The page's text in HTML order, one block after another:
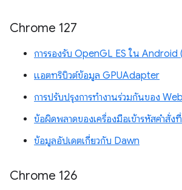
Chrome 127
การรองรับ OpenGL ES ใน Android
แอตทริบิวต์ข้อมูล GPUAdapter
การปรับปรุงการทำงานร่วมกันของ
ข้อผิดพลาดของเครื่องมือเข้ารหัสคำสั่ง
ข้อมูลอัปเดตเกี่ยวกับ Dawn
Chrome 126